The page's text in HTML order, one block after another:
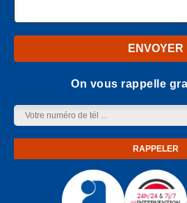
On vous rappelle